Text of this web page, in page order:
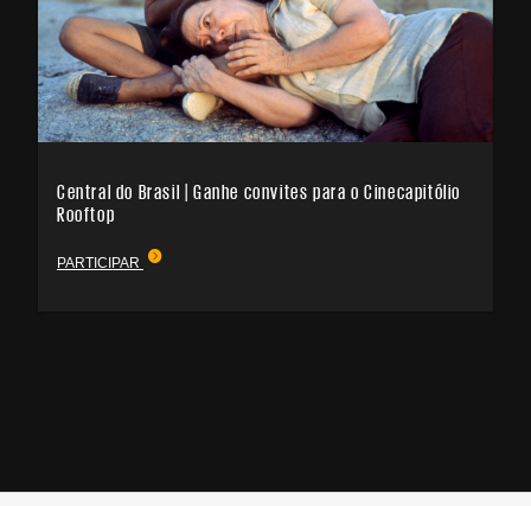
Central do Brasil | Ganhe convites para o Cinecapitólio
Rooftop
PARTICIPAR